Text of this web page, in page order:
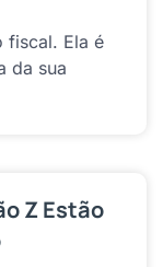
fiscal. Ela é
da sua
Z Estão